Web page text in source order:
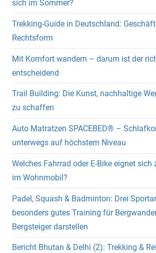
sich im Sommer?
Trekking-Guide in Deutschland:
Rechtsform
Mit Komfort wandern – darum ist der
entscheidend
Trail Building: Die Kunst, nachhaltige
zu schaffen
Auto Matratzen SPACEBED® –
unterwegs auf höchstem Niveau
Welches Fahrrad oder E-Bike eignet
im Wohnmobil?
Padel, Squash & Badminton: Drei
besonders gutes Training für
Bergsteiger darstellen
Bericht Bhutan & Delhi (2): Trekking &